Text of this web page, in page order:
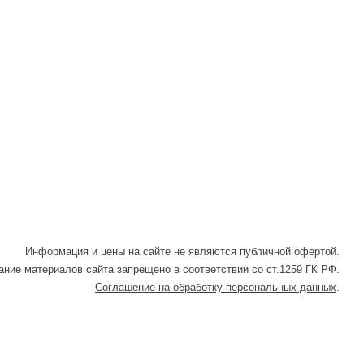
Информация и цены на сайте не являются публичной офертой.
материалов сайта запрещено в соответствии со ст.1259 ГК РФ.
Соглашение на обработку персональных данных.